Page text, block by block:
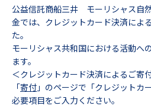
公益信託商船三井 モーリシャス自
金では、クレジットカード決済によ
た。
モーリシャス共和国における活動へ
ます。
＜クレジットカード決済によるご寄
「寄付 」のページで「クレジットカ
必要項目をご入力ください。